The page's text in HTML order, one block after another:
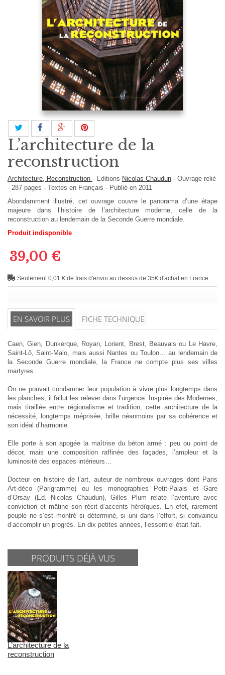
L’architecture de la
reconstruction
Architecture, Reconstruction - Editions Nicolas Chaudun - Ouvrage relié
- 287 pages - Textes en Français - Publié en 2011
Abondamment illustré, cet ouvrage couvre le panorama d’une étape
majeure dans l’histoire de l’architecture moderne, celle de la
reconstruction au lendemain de la Seconde Guerre mondiale.
Produit indisponible
39,00 €
Seulement 0,01 € de frais d'envoi au dessus de 35€ d'achat en France
EN SAVOIR PLUS FICHE TECHNIQUE
Caen, Gien, Dunkerque, Royan, Lorient, Brest, Beauvais ou Le Havre,
Saint-Lô, Saint-Malo, mais aussi Nantes ou Toulon… au lendemain de
la Seconde Guerre mondiale, la France ne compte plus ses villes
martyres.
On ne pouvait condamner leur population à vivre plus longtemps dans
les planches; il fallut les relever dans l’urgence. Inspirée des Modernes,
mais tiraillée entre régionalisme et tradition, cette architecture de la
nécessité, longtemps méprisée, brille néanmoins par sa cohérence et
son idéal d’harmonie.
Elle porte à son apogée la maîtrise du béton armé : peu ou point de
décor, mais une composition raffinée des façades, l’ampleur et la
luminosité des espaces intérieurs…
Docteur en histoire de l’art, auteur de nombreux ouvrages dont Paris
Art-déco (Parigramme) ou les monographies Petit-Palais et Gare
d’Orsay (Ed. Nicolas Chaudun), Gilles Plum relate l’aventure avec
conviction et mâtine son récit d’accents héroïques. En efet, rarement
peuple ne s’est montré si déterminé, si uni dans l’effort, si convaincu
d’accomplir un progrès. En dix petites années, l’essentiel était fait.
PRODUITS DÉJÀ VUS
L’architecture de la
reconstruction